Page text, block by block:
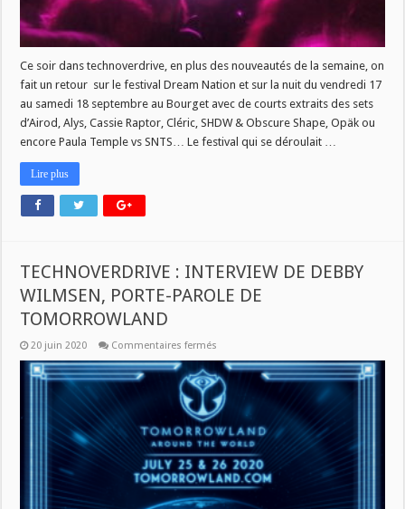
Ce soir dans technoverdrive, en plus des nouveautés de la semaine, on
fait un retour sur le festival Dream Nation et sur la nuit du vendredi 17
au samedi 18 septembre au Bourget avec de courts extraits des sets
d’Airod, Alys, Cassie Raptor, Cléric, SHDW & Obscure Shape, Opäk ou
encore Paula Temple vs SNTS… Le festival qui se déroulait …
Lire plus
TECHNOVERDRIVE : INTERVIEW DE DEBBY
WILMSEN, PORTE-PAROLE DE
TOMORROWLAND
20 juin 2020 Commentaires fermés
INTERVIEW
DE
DEBBY
WILMSEN,
PORTE-
PAROLE
DE
TOMORROWLAND